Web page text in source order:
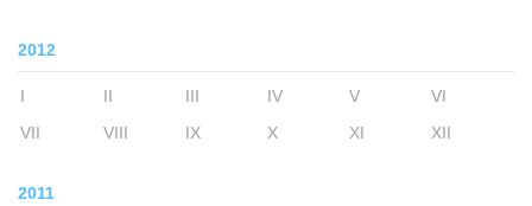
2012
I II III IV V
VI
VII
VIII IX X XI XII
2011